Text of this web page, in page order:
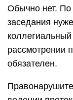
Обычно нет.
заседания
рассмотрении
обязателен.